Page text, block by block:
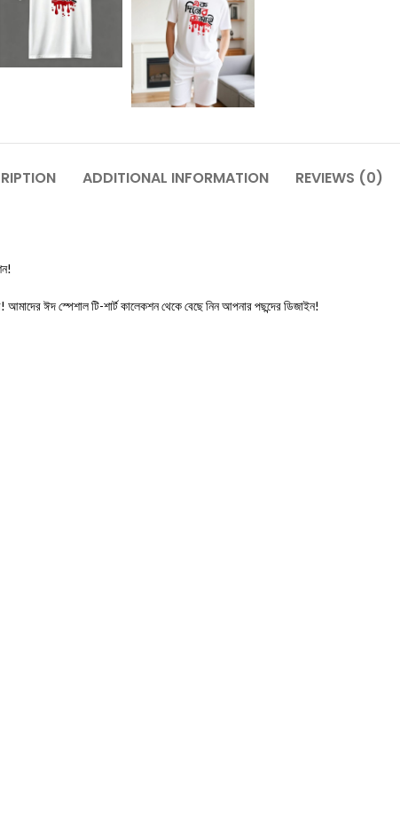
ADDITIONAL INFORMATION REVIEWS (0)
ঈদ স্পেশাল টি-শার্ট কালেকশন থেকে বেছে নিন আপনার পছন্দের ডিজাইন!